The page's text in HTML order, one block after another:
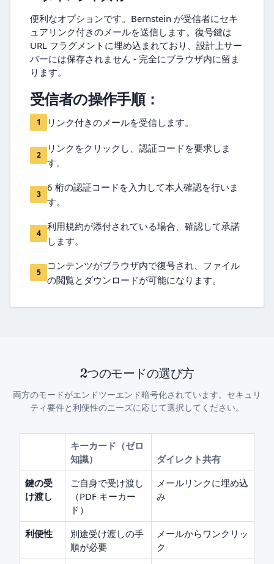
便利なオプションです。Bernstein が受信者にセキ
ュアリンク付きのメールを送信します。復号鍵は
URL フラグメントに埋め込まれており、設計上サー
バーには保存されません - 完全にブラウザ内に留ま
ります。
受信者の操作手順：
1 リンク付きのメールを受信します。
2
リンクをクリックし、認証コードを要求しま
す。
3
6 桁の認証コードを入力して本人確認を行いま
す。
4
利用規約が添付されている場合、確認して承諾
します。
5
コンテンツがブラウザ内で復号され、ファイル
の閲覧とダウンロードが可能になります。
2つのモードの選び方
両方のモードがエンドツーエンド暗号化されています。セキュリ
ティ要件と利便性のニーズに応じて選択してください。
キーカード（ゼロ
知識）
ダイレクト共有
鍵の受
け渡し
ご自身で受け渡し
（PDF キーカー
ド）
メールリンクに埋め込
み
利便性
別途受け渡しの手
順が必要
メールからワンクリッ
ク